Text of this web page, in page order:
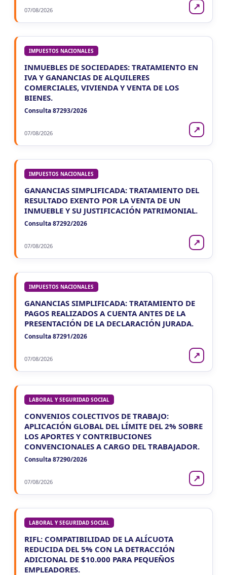
07/08/2026 ↗
IMPUESTOS NACIONALES
INMUEBLES DE SOCIEDADES: TRATAMIENTO EN
IVA Y GANANCIAS DE ALQUILERES
COMERCIALES, VIVIENDA Y VENTA DE LOS
BIENES.
Consulta 87293/2026
07/08/2026 ↗
IMPUESTOS NACIONALES
GANANCIAS SIMPLIFICADA: TRATAMIENTO DEL
RESULTADO EXENTO POR LA VENTA DE UN
INMUEBLE Y SU JUSTIFICACIÓN PATRIMONIAL.
Consulta 87292/2026
07/08/2026 ↗
IMPUESTOS NACIONALES
GANANCIAS SIMPLIFICADA: TRATAMIENTO DE
PAGOS REALIZADOS A CUENTA ANTES DE LA
PRESENTACIÓN DE LA DECLARACIÓN JURADA.
Consulta 87291/2026
07/08/2026 ↗
LABORAL Y SEGURIDAD SOCIAL
CONVENIOS COLECTIVOS DE TRABAJO:
APLICACIÓN GLOBAL DEL LÍMITE DEL 2% SOBRE
LOS APORTES Y CONTRIBUCIONES
CONVENCIONALES A CARGO DEL TRABAJADOR.
Consulta 87290/2026
07/08/2026 ↗
LABORAL Y SEGURIDAD SOCIAL
RIFL: COMPATIBILIDAD DE LA ALÍCUOTA
REDUCIDA DEL 5% CON LA DETRACCIÓN
ADICIONAL DE $10.000 PARA PEQUEÑOS
EMPLEADORES.